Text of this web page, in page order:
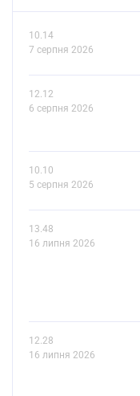
10.14
7 серпня 2026
12.12
6 серпня 2026
10.10
5 серпня 2026
13.48
16 липня 2026
12.28
16 липня 2026